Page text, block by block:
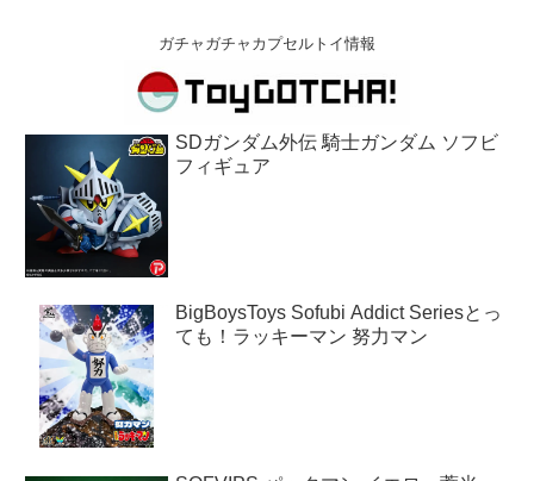
ガチャガチャカプセルトイ情報
SDガンダム外伝 騎士ガンダム ソフビ
フィギュア
BigBoysToys Sofubi Addict Seriesとっ
ても！ラッキーマン 努力マン